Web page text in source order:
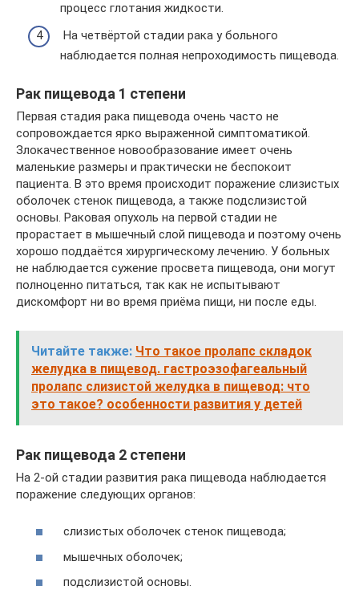
процесс глотания жидкости.
На четвёртой стадии рака у больного
наблюдается полная непроходимость пищевода.
Рак пищевода 1 степени
Первая стадия рака пищевода очень часто не
сопровождается ярко выраженной симптоматикой.
Злокачественное новообразование имеет очень
маленькие размеры и практически не беспокоит
пациента. В это время происходит поражение слизистых
оболочек стенок пищевода, а также подслизистой
основы. Раковая опухоль на первой стадии не
прорастает в мышечный слой пищевода и поэтому очень
хорошо поддаётся хирургическому лечению. У больных
не наблюдается сужение просвета пищевода, они могут
полноценно питаться, так как не испытывают
дискомфорт ни во время приёма пищи, ни после еды.
Читайте также: Что такое пролапс складок
желудка в пищевод. гастроэзофагеальный
пролапс слизистой желудка в пищевод: что
это такое? особенности развития у детей
Рак пищевода 2 степени
На 2-ой стадии развития рака пищевода наблюдается
поражение следующих органов:
слизистых оболочек стенок пищевода;
мышечных оболочек;
подслизистой основы.